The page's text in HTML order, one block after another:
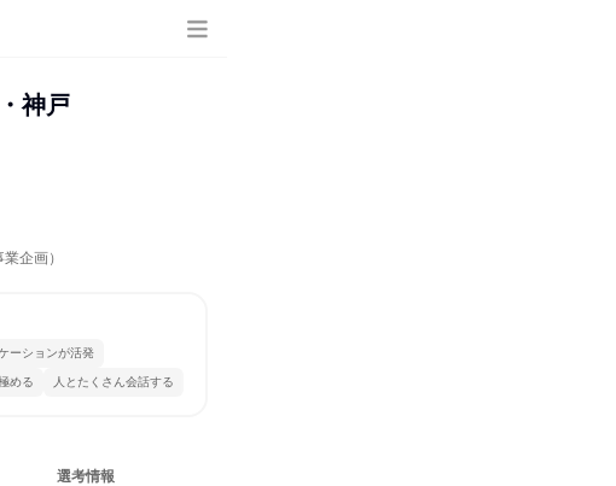
神戸
企画）
ーションが活発
める 人とたくさん会話する
選考情報